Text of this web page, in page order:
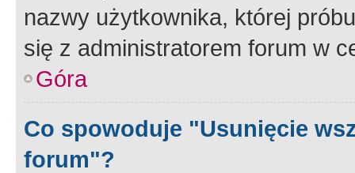
nazwy użytkownika, której
się z administratorem forum w
Góra
Co spowoduje "Usunięcie
forum"?